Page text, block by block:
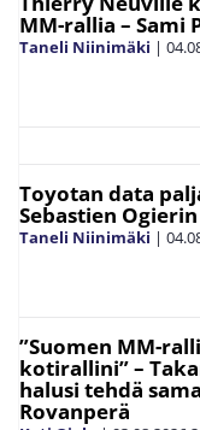
MM-rallia – Sami
Taneli Niinimäki |
Toyotan data
Sebastien
Taneli Niinimäki |
”Suomen MM-
kotirallini” –
halusi tehdä
Rovanperä